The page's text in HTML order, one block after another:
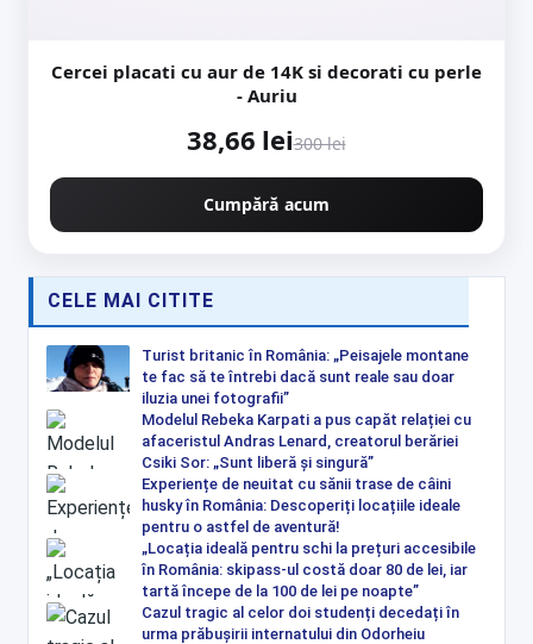
Cercei placati cu aur de 14K si decorati cu perle
- Auriu
38,66 lei300 lei
Cumpără acum
CELE MAI CITITE
Turist britanic în România: „Peisajele montane
te fac să te întrebi dacă sunt reale sau doar
iluzia unei fotografii”
Modelul Rebeka Karpati a pus capăt relației cu
afaceristul Andras Lenard, creatorul berăriei
Csiki Sor: „Sunt liberă și singură”
Experiențe de neuitat cu sănii trase de câini
husky în România: Descoperiți locațiile ideale
pentru o astfel de aventură!
„Locația ideală pentru schi la prețuri accesibile
în România: skipass-ul costă doar 80 de lei, iar
tartă începe de la 100 de lei pe noapte”
Cazul tragic al celor doi studenți decedați în
urma prăbușirii internatului din Odorheiu